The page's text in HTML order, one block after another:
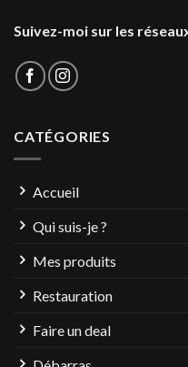
Suivez-moi sur les
CATÉGORIES
Accueil
Qui suis-je ?
Mes produits
Restauration
Faire un deal